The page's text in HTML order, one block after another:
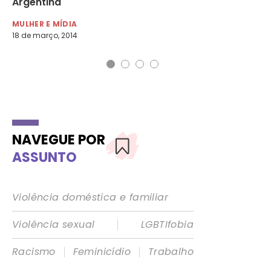
MULHER E MÍDIA
18 de março, 2014
NAVEGUE POR
ASSUNTO
Violência doméstica e familiar
Violência sexual
|
LGBTIfobia
Racismo
| Feminicídio |
Trabalho